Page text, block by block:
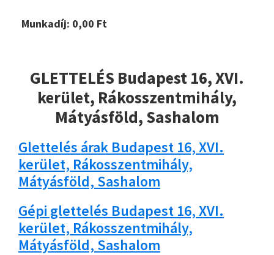
Munkadíj: 0,00 Ft
GLETTELÉS Budapest 16, XVI.
kerület, Rákosszentmihály,
Mátyásföld, Sashalom
Glettelés árak Budapest 16, XVI.
kerület, Rákosszentmihály,
Mátyásföld, Sashalom
Gépi glettelés Budapest 16, XVI.
kerület, Rákosszentmihály,
Mátyásföld, Sashalom